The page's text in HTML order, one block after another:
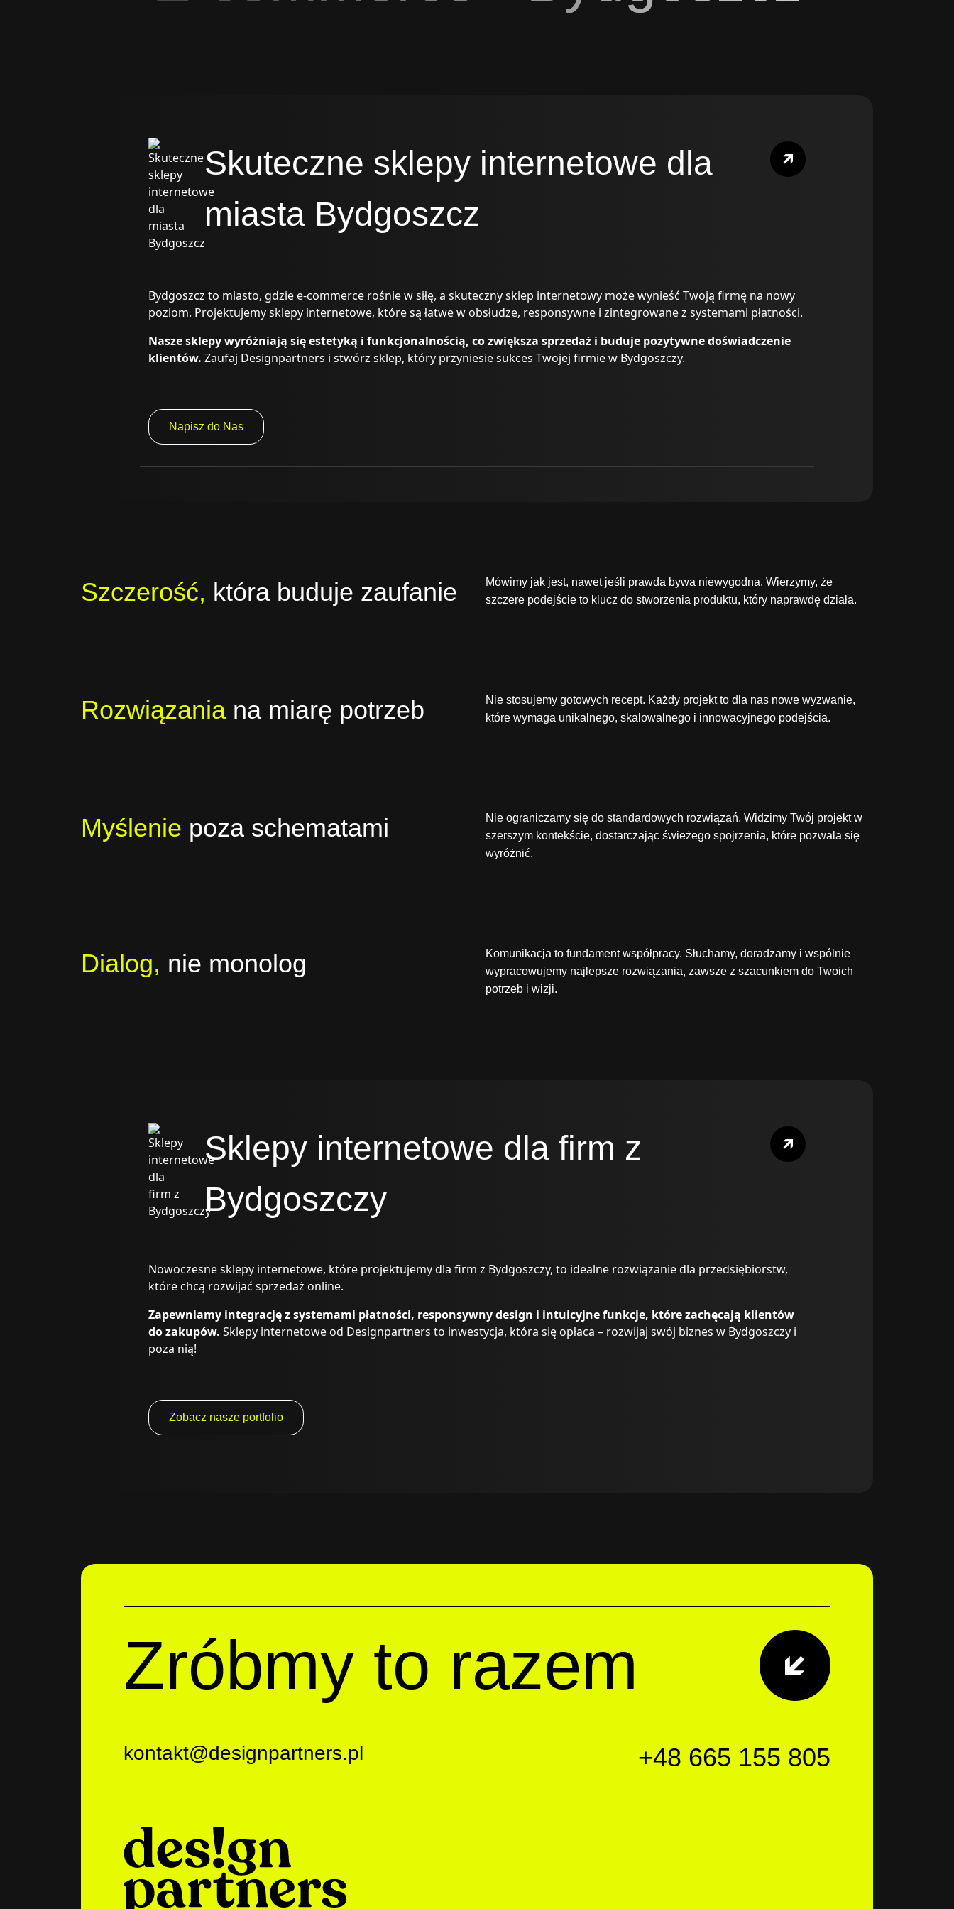
Skuteczne sklepy internetowe dla
miasta Bydgoszcz
Bydgoszcz to miasto, gdzie e-commerce rośnie w siłę, a skuteczny sklep internetowy może wynieść Twoją firmę na nowy
poziom. Projektujemy sklepy internetowe, które są łatwe w obsłudze, responsywne i zintegrowane z systemami płatności.
Nasze sklepy wyróżniają się estetyką i funkcjonalnością, co zwiększa sprzedaż i buduje pozytywne doświadczenie
klientów. Zaufaj Designpartners i stwórz sklep, który przyniesie sukces Twojej firmie w Bydgoszczy.
Napisz do Nas
Szczerość, która buduje zaufanie
Mówimy jak jest, nawet jeśli prawda bywa niewygodna. Wierzymy, że
szczere podejście to klucz do stworzenia produktu, który naprawdę działa.
Rozwiązania na miarę potrzeb
Nie stosujemy gotowych recept. Każdy projekt to dla nas nowe wyzwanie,
które wymaga unikalnego, skalowalnego i innowacyjnego podejścia.
Myślenie poza schematami
Nie ograniczamy się do standardowych rozwiązań. Widzimy Twój projekt w
szerszym kontekście, dostarczając świeżego spojrzenia, które pozwala się
wyróżnić.
Dialog, nie monolog
Komunikacja to fundament współpracy. Słuchamy, doradzamy i wspólnie
wypracowujemy najlepsze rozwiązania, zawsze z szacunkiem do Twoich
potrzeb i wizji.
Sklepy internetowe dla firm z
Bydgoszczy
Nowoczesne sklepy internetowe, które projektujemy dla firm z Bydgoszczy, to idealne rozwiązanie dla przedsiębiorstw,
które chcą rozwijać sprzedaż online.
Zapewniamy integrację z systemami płatności, responsywny design i intuicyjne funkcje, które zachęcają klientów
do zakupów. Sklepy internetowe od Designpartners to inwestycja, która się opłaca – rozwijaj swój biznes w Bydgoszczy i
poza nią!
Zobacz nasze portfolio
Zróbmy to razem
kontakt@designpartners.pl +48 665 155 805